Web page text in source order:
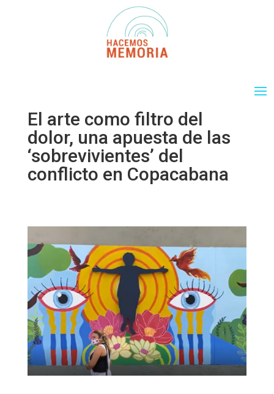
El arte como filtro del
dolor, una apuesta de las
‘sobrevivientes’ del
conflicto en Copacabana